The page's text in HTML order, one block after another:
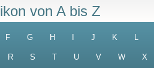
von A bis Z
F G H J K L
R S T U V W X